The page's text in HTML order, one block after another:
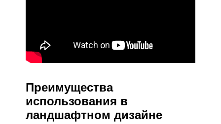
Преимущества
использования в
ландшафтном дизайне